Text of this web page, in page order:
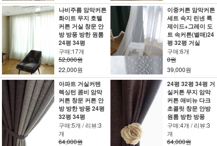
나비주름 암막커튼
화이트 무지 호텔
커튼 거실 창문 안
방 방풍 방한 원룸
24평 34평
구매:17개
52,000원
22,000원
이중커튼 암막커튼
세트 속지 린넨 룩
제이드+그레이 도
트 속커튼(별매)24
평 32평 거실
구매:6개
0원
39,000원
아파트 거실커텐
렉싱턴 콤비 암막
커튼 창문 커튼 안
방 방한 방풍 24평
32평 34평
구매:5개 / 리뷰:3
개
64,000원
24평 32평 34평 거
실커튼 무지 암막
커튼 애비뉴 다크
초콜릿 창문 안방
원룸 방한 방풍
구매:4개 / 리뷰:3
개
64,000원